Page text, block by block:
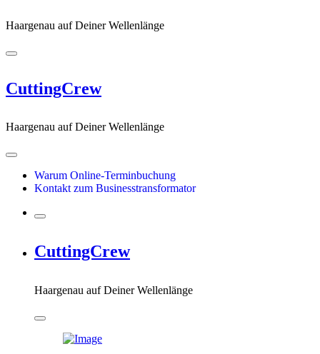
Haargenau auf Deiner Wellenlänge
CuttingCrew
Haargenau auf Deiner Wellenlänge
Warum Online-Terminbuchung
Kontakt zum Businesstransformator
CuttingCrew
Haargenau auf Deiner Wellenlänge